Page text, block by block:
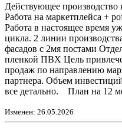
Действующее
Работа на маркетплейса +
Работа в настоящее время
цикла. 2 линии
фасадов с 2мя постами
пленкой ПВХ Цель
продаж по направлению
партнера. Объем
все детально. План на 12
Изменен: 26.05.2026